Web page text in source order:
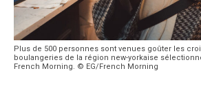
Plus de 500 personnes sont venues goûter les
boulangeries de la région new-yorkaise
French Morning. © EG/French Morning